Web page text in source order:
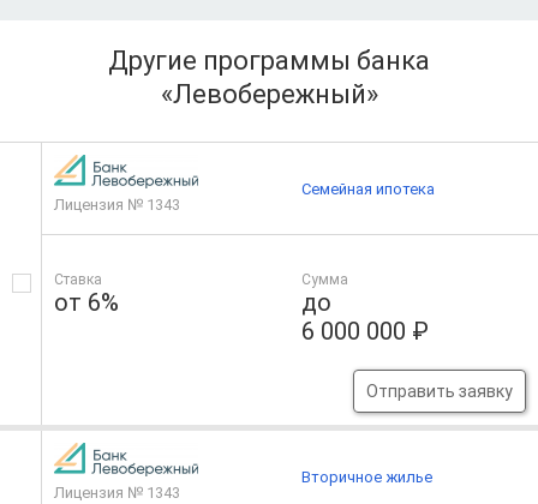
Другие программы банка
«Левобережный»
Лицензия № 1343
Ставка
от 6%
Сумма
до
6 000 000 ₽
Отправить заявку
Семейная ипотека
Лицензия № 1343
Вторичное жилье